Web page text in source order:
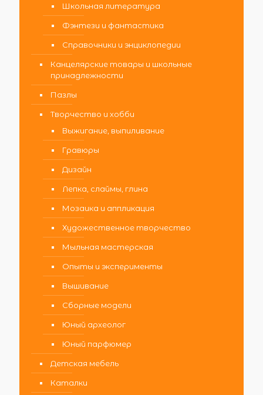
Школьная литература
Фэнтези и фантастика
Справочники и энциклопедии
Канцелярские товары и школьные
принадлежности
Пазлы
Творчество и хобби
Выжигание, выпиливание
Гравюры
Дизайн
Лепка, слаймы, глина
Мозаика и аппликация
Художественное творчество
Мыльная мастерская
Опыты и эксперименты
Вышивание
Сборные модели
Юный археолог
Юный парфюмер
Детская мебель
Каталки